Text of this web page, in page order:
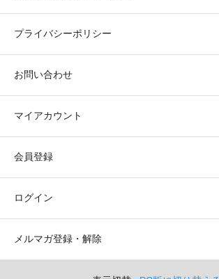
プライバシーポリシー
お問い合わせ
マイアカウント
会員登録
ログイン
メルマガ登録・解除